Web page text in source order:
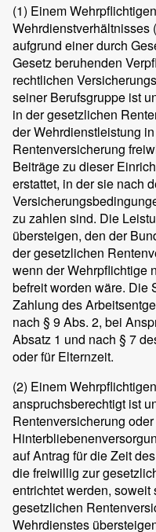
(1) Einem
Wehrdienstverhältnisses
aufgrund einer durch
Gesetz beruhenden
rechtlichen
seiner Berufsgruppe ist
in der gesetzlichen
der Wehrdienstleistung
Rentenversicherung
Beiträge zu dieser
erstattet, in der sie nach
zu zahlen sind. Die
übersteigen, den der
der gesetzlichen
wenn der Wehrpflichtige
befreit worden wäre. Die
Zahlung des
nach § 9 Abs. 2, bei
Absatz 1 und nach § 7
oder für Elternzeit.
(2) Einem
anspruchsberechtigt ist
Rentenversicherung
auf Antrag für die Zeit
die freiwillig zur
entrichtet werden,
gesetzlichen
Wehrdienstes